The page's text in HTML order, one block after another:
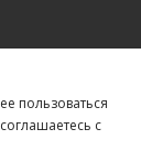
пользоваться
c